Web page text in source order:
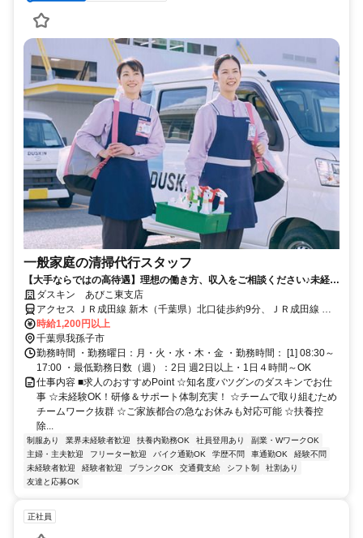
一般家庭の清掃代行スタッフ
【大手ならではの高待遇】理想の働き方、収入をご相談ください♪未経験
歓迎！
ダスキン あびこ東支店
アクセス ＪＲ成田線 新木（千葉県）北口徒歩約9分、ＪＲ成田線 湖
北南口徒歩約28分、ＪＲ成田線 布佐南口徒歩約47分 JR成田線新木駅
から徒歩９分
時給1,200円以上
千葉県我孫子市
勤務時間 ・勤務曜日：月・火・水・木・金 ・勤務時間： [1] 08:30～
17:00 ・最低勤務日数（週）：2日 週2日以上・1日４時間～OK
仕事内容 ■求人のおすすめPoint ☆知名度バツグンのダスキンでお仕
事 ☆未経験OK！研修＆サポート体制充実！ ☆チームで取り組むため
チームワーク抜群 ☆ご家族都合の急なお休みも対応可能 ☆扶養控
除...
制服あり 業界未経験者歓迎 扶養内勤務OK 社員登用あり
副業・WワークOK
主婦・主夫歓迎
フリーター歓迎 バイク通勤OK 学歴不問 車通勤OK
経験不問
未経験者歓迎
経験者歓迎 ブランクOK 交通費支給 シフト制
社割あり
友達と応募OK
正社員